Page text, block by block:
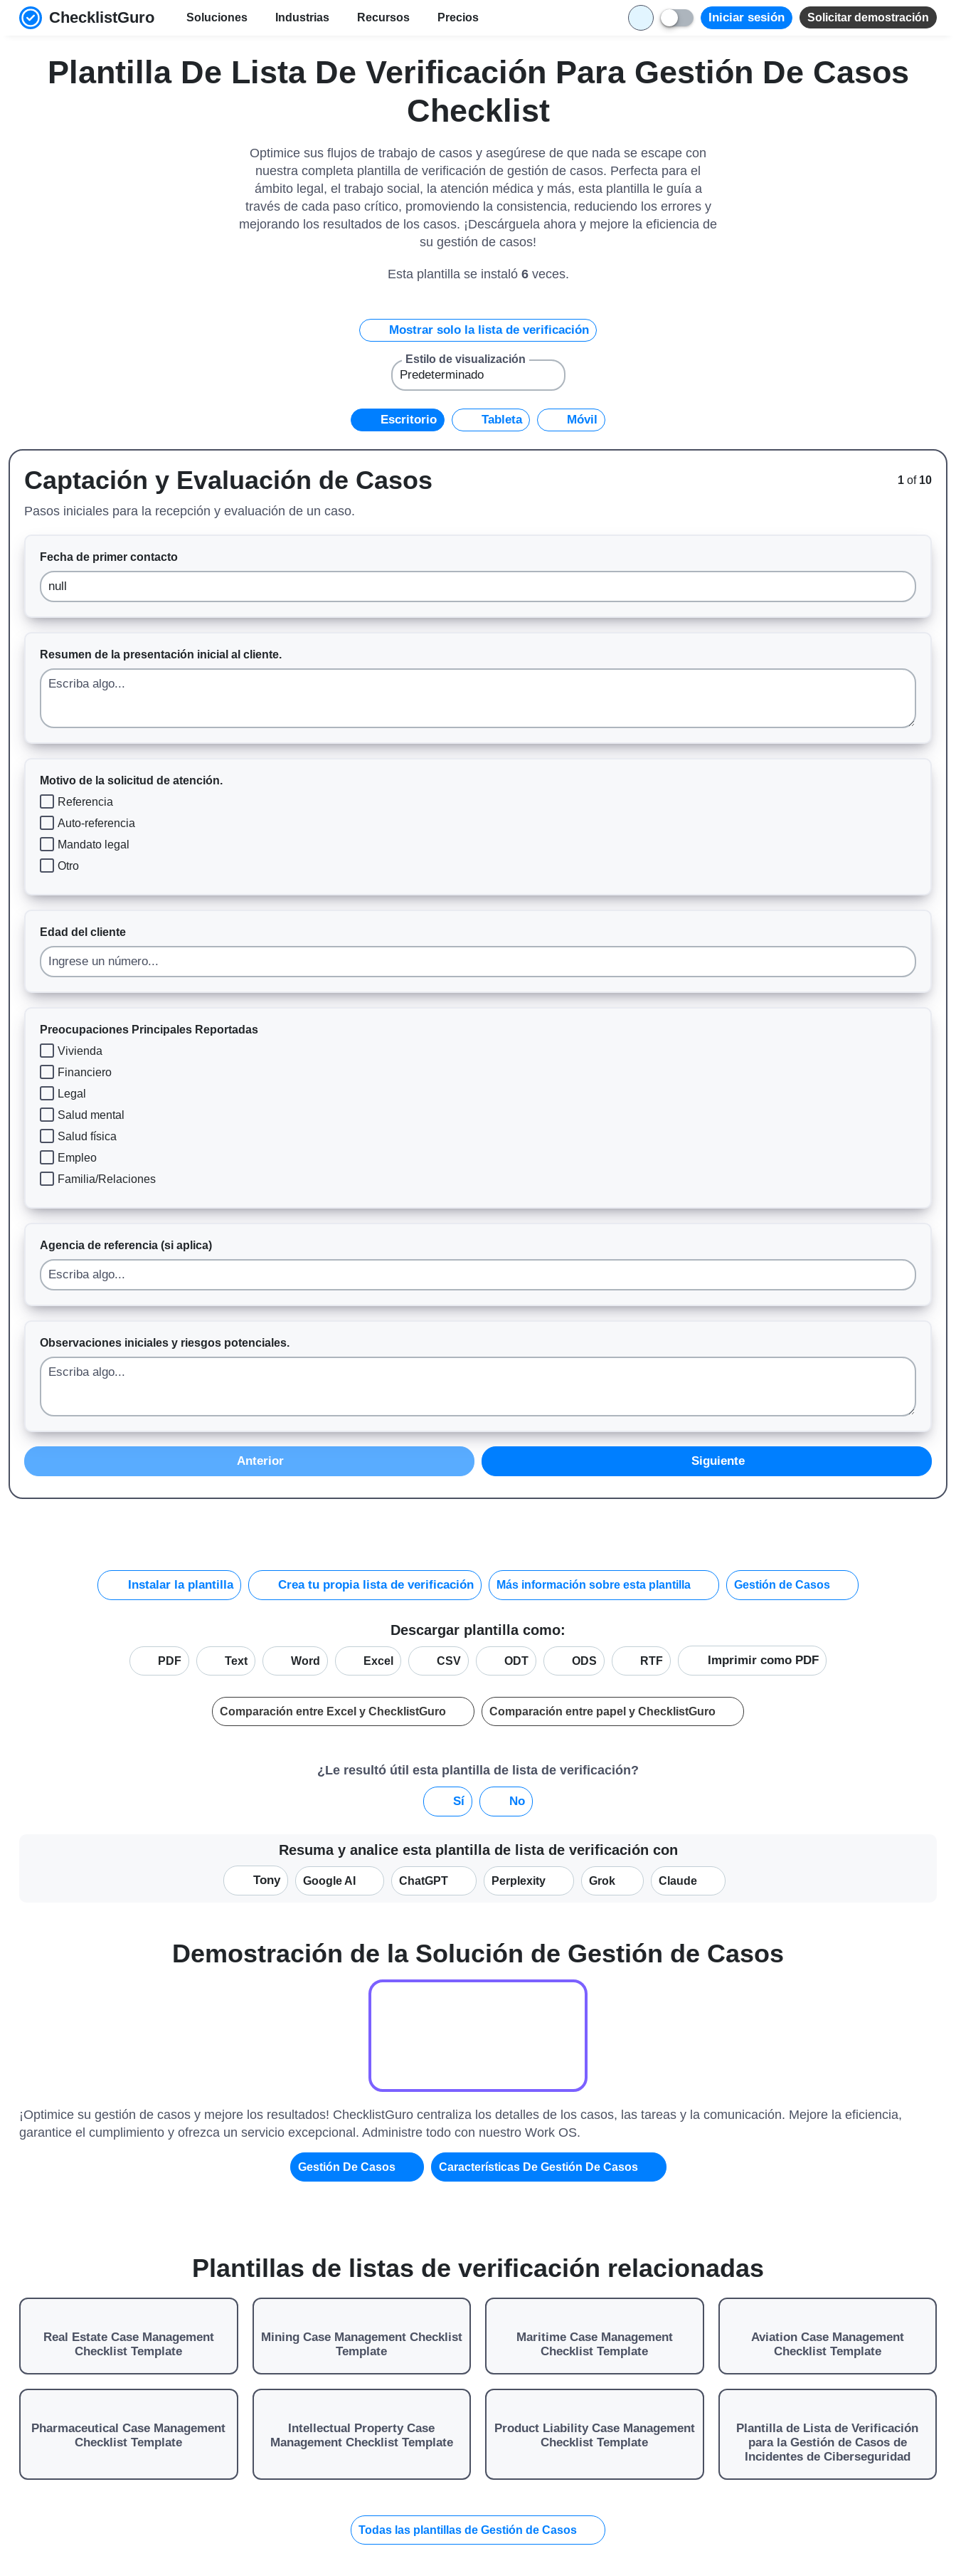
ChecklistGuro Soluciones Industrias Recursos Precios Iniciar sesión Solicitar demostración
Plantilla De Lista De Verificación Para Gestión De Casos
Checklist
Optimice sus flujos de trabajo de casos y asegúrese de que nada se escape con
nuestra completa plantilla de verificación de gestión de casos. Perfecta para el
ámbito legal, el trabajo social, la atención médica y más, esta plantilla le guía a
través de cada paso crítico, promoviendo la consistencia, reduciendo los errores y
mejorando los resultados de los casos. ¡Descárguela ahora y mejore la eficiencia de
su gestión de casos!
Esta plantilla se instaló 6veces.
Mostrar solo la lista de verificación
Estilo de visualización
Escritorio Tableta Móvil
Captación y Evaluación de Casos 1 of 10
Pasos iniciales para la recepción y evaluación de un caso.
Fecha de primer contacto
Resumen de la presentación inicial al cliente.
Motivo de la solicitud de atención.
Referencia
Auto-referencia
Mandato legal
Otro
Edad del cliente
Preocupaciones Principales Reportadas
Vivienda
Financiero
Legal
Salud mental
Salud física
Empleo
Familia/Relaciones
Agencia de referencia (si aplica)
Observaciones iniciales y riesgos potenciales.
Anterior Siguiente
Instalar la plantilla Crea tu propia lista de verificación Más información sobre esta plantilla Gestión de Casos
Descargar plantilla como:
PDF Text Word Excel CSV ODT ODS RTF Imprimir como PDF
Comparación entre Excel y ChecklistGuro Comparación entre papel y ChecklistGuro
¿Le resultó útil esta plantilla de lista de verificación?
Sí No
Resuma y analice esta plantilla de lista de verificación con
Tony Google AI ChatGPT Perplexity Grok Claude
Demostración de la Solución de Gestión de Casos
¡Optimice su gestión de casos y mejore los resultados! ChecklistGuro centraliza los detalles de los casos, las tareas y la comunicación. Mejore la eficiencia,
garantice el cumplimiento y ofrezca un servicio excepcional. Administre todo con nuestro Work OS.
Gestión De Casos Características De Gestión De Casos
Plantillas de listas de verificación relacionadas
Real Estate Case Management
Checklist Template
Mining Case Management Checklist
Template
Maritime Case Management
Checklist Template
Aviation Case Management
Checklist Template
Pharmaceutical Case Management
Checklist Template
Intellectual Property Case
Management Checklist Template
Product Liability Case Management
Checklist Template
Plantilla de Lista de Verificación
para la Gestión de Casos de
Incidentes de Ciberseguridad
Todas las plantillas de Gestión de Casos